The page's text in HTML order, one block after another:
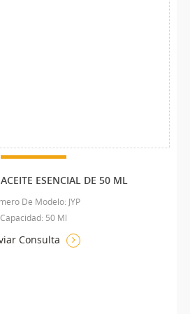
ESENCIAL DE 50 ML
De Modelo: JYP
Capacidad: 50 Ml
Consulta